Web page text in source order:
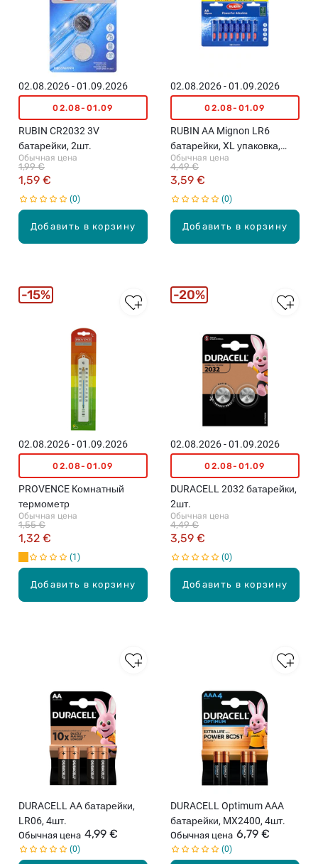
Добавить в корзину
02.08.2026 - 01.09.2026
02.08-01.09
RUBIN CR2032 3V
батарейки, 2шт.
Обычная цена
1,59 €
1,99 €
0
Добавить в корзину
02.08.2026 - 01.09.2026
02.08-01.09
RUBIN AA Mignon LR6
батарейки, XL упаковка,
8шт.
Обычная цена
3,59 €
4,49 €
0
Добавить в корзину
02.08.2026 - 01.09.2026
02.08-01.09
PROVENCE Комнатный
термометр
Обычная цена
1,32 €
1,55 €
1
15%
Добавить в корзину
02.08.2026 - 01.09.2026
02.08-01.09
DURACELL 2032 батарейки,
2шт.
Обычная цена
3,59 €
4,49 €
0
20%
DURACELL AA батарейки,
LR06, 4шт.
Обычная цена 4,99 €
0
DURACELL Optimum AAA
батарейки, MX2400, 4шт.
Обычная цена 6,79 €
0